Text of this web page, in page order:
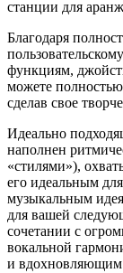
станции для
Благодаря
функциям,
можете
сделав свое
Идеально
наполнен
«стилями»),
его идеальным
музыкальным
для вашей
сочетании с
вокальной
и